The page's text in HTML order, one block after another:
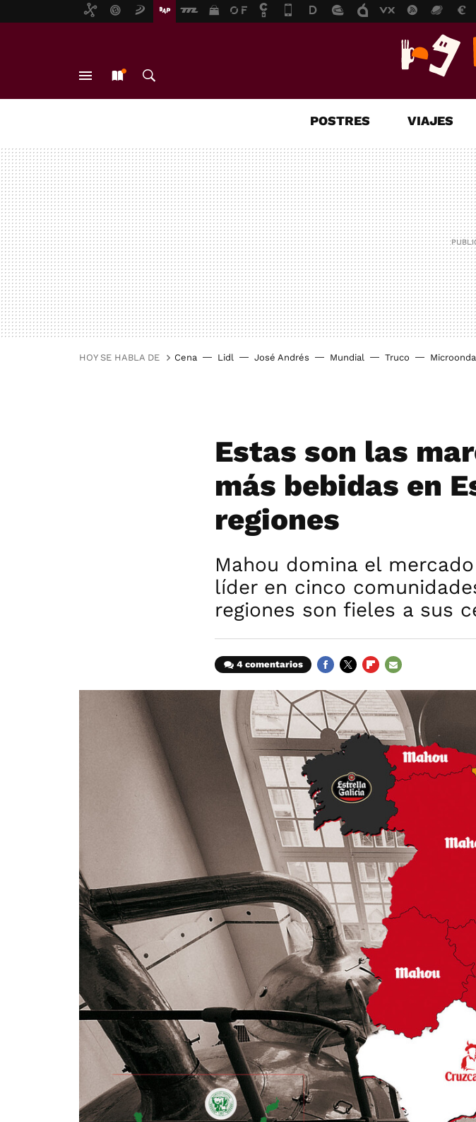
POSTRES VIAJES
HOY SE HABLA DE Cena Lidl José Andrés Mundial Truco
Estas son las
más bebidas en
regiones
Mahou domina el
líder en cinco
regiones son fieles a sus
4 comentarios
MAIL